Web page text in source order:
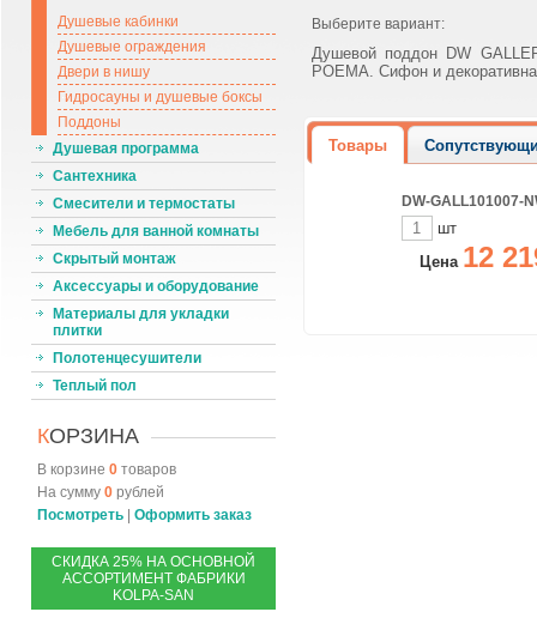
Душевые кабинки
Душевые ограждения
Двери в нишу
Гидросауны и душевые боксы
Поддоны
Душевая программа
Сантехника
Смесители и термостаты
Мебель для ванной комнаты
Скрытый монтаж
Аксессуары и оборудование
Материалы для укладки
плитки
Полотенцесушители
Теплый пол
КОРЗИНА
В корзине 0 товаров
На сумму 0 рублей
Посмотреть
Оформить заказ
С КИДКА 25% НА ОСНОВНОЙ
АССОРТИМЕНТ ФАБРИКИ
KOLPA-SAN
Выберите вариант:
Душевой поддон DW
POEMA. Сифон и
Товары
DW-GALL101007-
шт
Цена 12